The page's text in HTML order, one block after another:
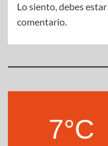
Lo siento, debes estar
comentario.
7°C